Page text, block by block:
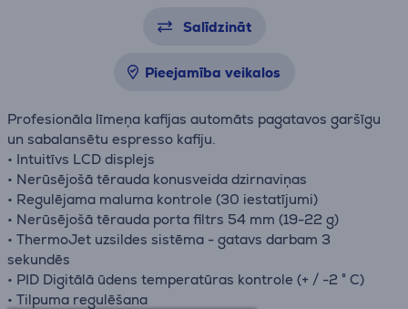
Salīdzināt
Pieejamība veikalos
Profesionāla līmeņa kafijas automāts pagatavos garšīgu
un sabalansētu espresso kafiju.
• Intuitīvs LCD displejs
• Nerūsējošā tērauda konusveida dzirnaviņas
• Regulējama maluma kontrole (30 iestatījumi)
• Nerūsējošā tērauda porta filtrs 54 mm (19-22 g)
• ThermoJet uzsildes sistēma - gatavs darbam 3
sekundēs
• PID Digitālā ūdens temperatūras kontrole (+ / -2 ° C)
• Tilpuma regulēšana